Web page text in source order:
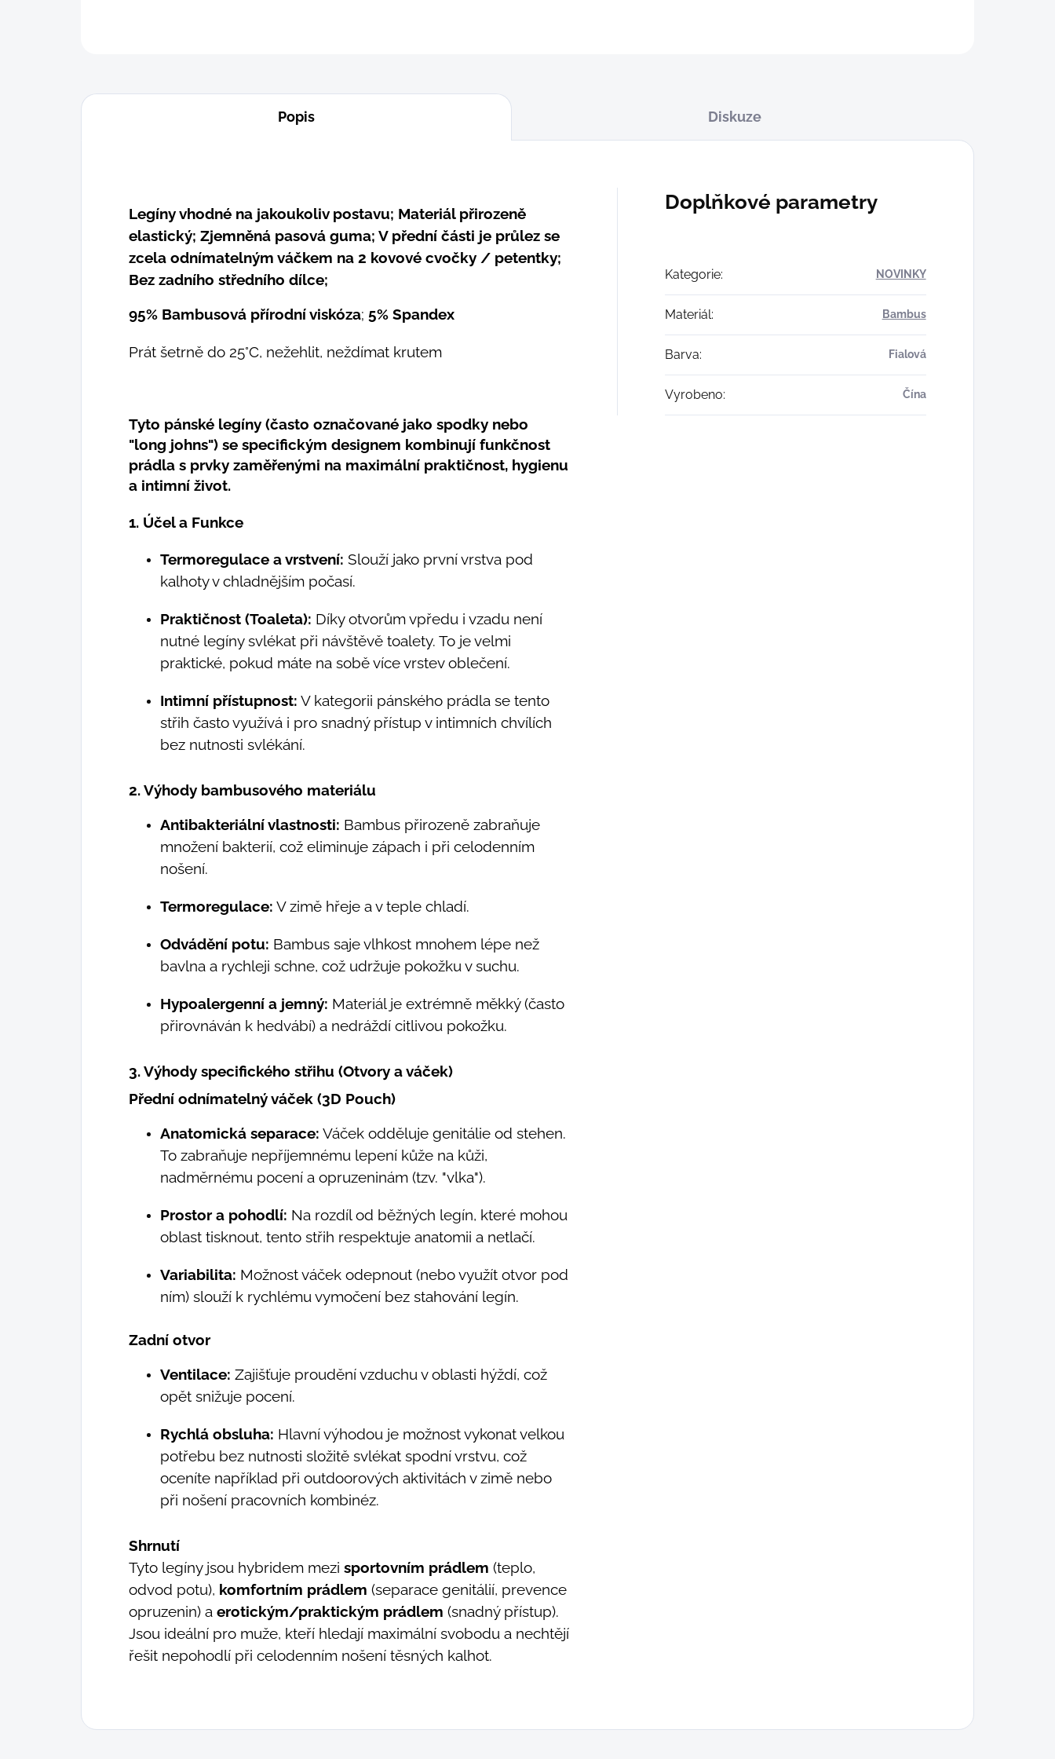
Popis Diskuze
Legíny vhodné na jakoukoliv postavu; Materiál přirozeně
elastický; Zjemněná pasová guma; V přední části je průlez se
zcela odnímatelným váčkem na 2 kovové cvočky / petentky;
Bez zadního středního dílce;
95% Bambusová přírodní viskóza; 5% Spandex
Prát šetrně do 25°C, nežehlit, neždímat krutem
Tyto pánské legíny (často označované jako spodky nebo
"long johns") se specifickým designem kombinují funkčnost
prádla s prvky zaměřenými na maximální praktičnost, hygienu
a intimní život.
1. Účel a Funkce
Termoregulace a vrstvení: Slouží jako první vrstva pod
kalhoty v chladnějším počasí.
Praktičnost (Toaleta): Díky otvorům vpředu i vzadu není
nutné legíny svlékat při návštěvě toalety. To je velmi
praktické, pokud máte na sobě více vrstev oblečení.
Intimní přístupnost: V kategorii pánského prádla se tento
střih často využívá i pro snadný přístup v intimních chvílích
bez nutnosti svlékání.
2. Výhody bambusového materiálu
Antibakteriální vlastnosti: Bambus přirozeně zabraňuje
množení bakterií, což eliminuje zápach i při celodenním
nošení.
Termoregulace: V zimě hřeje a v teple chladí.
Odvádění potu: Bambus saje vlhkost mnohem lépe než
bavlna a rychleji schne, což udržuje pokožku v suchu.
Hypoalergenní a jemný: Materiál je extrémně měkký (často
přirovnáván k hedvábí) a nedráždí citlivou pokožku.
3. Výhody specifického střihu (Otvory a váček)
Přední odnímatelný váček (3D Pouch)
Anatomická separace: Váček odděluje genitálie od stehen.
To zabraňuje nepříjemnému lepení kůže na kůži,
nadměrnému pocení a opruzeninám (tzv. "vlka").
Prostor a pohodlí: Na rozdíl od běžných legín, které mohou
oblast tisknout, tento střih respektuje anatomii a netlačí.
Variabilita: Možnost váček odepnout (nebo využít otvor pod
ním) slouží k rychlému vymočení bez stahování legín.
Zadní otvor
Ventilace: Zajišťuje proudění vzduchu v oblasti hýždí, což
opět snižuje pocení.
Rychlá obsluha: Hlavní výhodou je možnost vykonat velkou
potřebu bez nutnosti složitě svlékat spodní vrstvu, což
oceníte například při outdoorových aktivitách v zimě nebo
při nošení pracovních kombinéz.
Shrnutí
Tyto legíny jsou hybridem mezi sportovním prádlem (teplo,
odvod potu), komfortním prádlem (separace genitálií, prevence
opruzenin) a erotickým/praktickým prádlem (snadný přístup).
Jsou ideální pro muže, kteří hledají maximální svobodu a nechtějí
řešit nepohodlí při celodenním nošení těsných kalhot.
Doplňkové parametry
Kategorie: NOVINKY
Materiál: Bambus
Barva: Fialová
Vyrobeno: Čína